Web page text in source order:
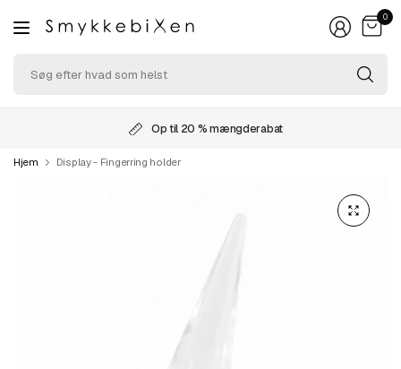
0
Op til 20 % mængderabat
Hjem Display - Fingerring holder